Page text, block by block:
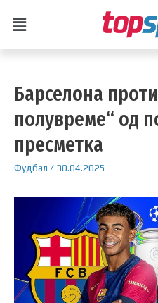
Барселона
полувреме“ од
пресметка
Фудбал / 30.04.2025